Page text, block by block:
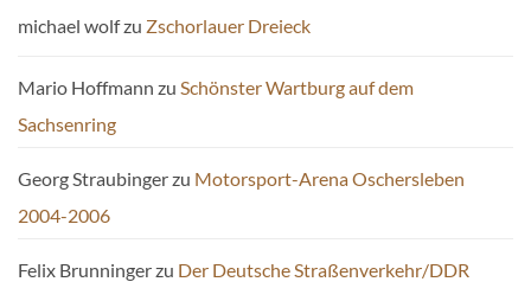
michael wolfzu Zschorlauer Dreieck
Mario Hoffmann zu Schönster Wartburg auf dem
Sachsenring
Georg Straubingerzu Motorsport-Arena Oschersleben
2004-2006
Felix Brunningerzu Der Deutsche Straßenverkehr/DDR